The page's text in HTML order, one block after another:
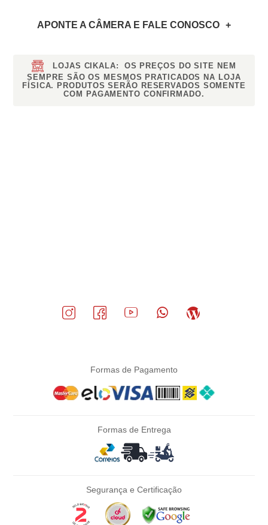
APONTE A CÂMERA E FALE CONOSCO
LOJAS CIKALA:
OS PREÇOS DO SITE NEM
SEMPRE SÃO OS MESMOS PRATICADOS NA LOJA
FÍSICA. PRODUTOS SERÃO RESERVADOS SOMENTE
COM PAGAMENTO CONFIRMADO.
Formas de Pagamento
Formas de Entrega
Segurança e Certificação